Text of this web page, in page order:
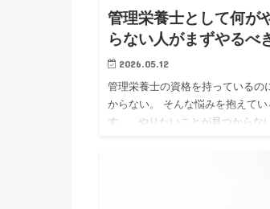
管理栄養士として何が
らない人がまずやるべ
2026.05.12
管理栄養士の資格を持っているの
からない。 そんな悩みを抱えて
す。 やりたいことが見つからな